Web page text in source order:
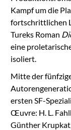
Kampf um die
fortschrittlichen
Tureks Roman
eine
isoliert.
Mitte der
ersten SF-
Œuvre: H. L.
Günther